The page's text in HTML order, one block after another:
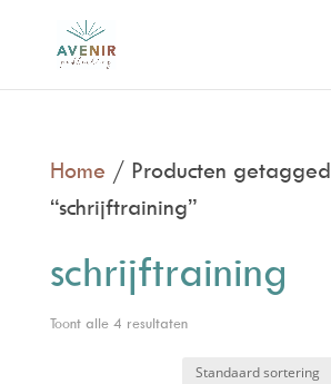
Home / Producten getagged
“schrijftraining”
schrijftraining
Toont alle 4 resultaten